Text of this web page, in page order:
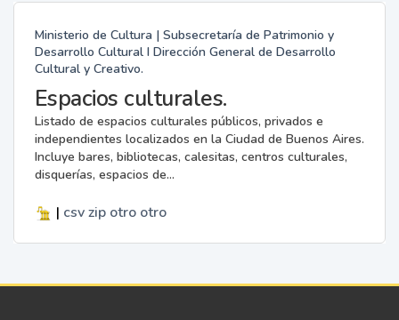
Ministerio de Cultura | Subsecretaría de Patrimonio y
Desarrollo Cultural I Dirección General de Desarrollo
Cultural y Creativo.
Espacios culturales.
Listado de espacios culturales públicos, privados e
independientes localizados en la Ciudad de Buenos Aires.
Incluye bares, bibliotecas, calesitas, centros culturales,
disquerías, espacios de...
| csv zip otro otro